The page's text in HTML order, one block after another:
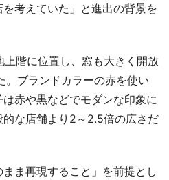
考えていた」と進出の背景を
階に位置し、窓も大きく開放
。ブランドカラーの赤を使い
赤や黒などでモダンな印象に
的な店舗より2～2.5倍の広さだ
ま再現すること」を前提とし